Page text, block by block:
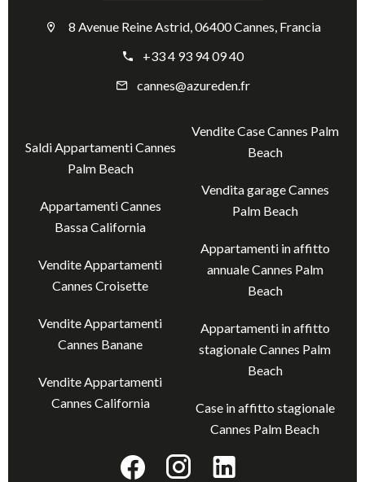
8 Avenue Reine Astrid, 06400 Cannes, Francia
+33 4 93 94 09 40
cannes@azureden.fr
Saldi Appartamenti Cannes
Palm Beach
Appartamenti Cannes
Bassa California
Vendite Appartamenti
Cannes Croisette
Vendite Appartamenti
Cannes Banane
Vendite Appartamenti
Cannes California
Vendite Case Cannes Palm
Beach
Vendita garage Cannes
Palm Beach
Appartamenti in affitto
annuale Cannes Palm
Beach
Appartamenti in affitto
stagionale Cannes Palm
Beach
Case in affitto stagionale
Cannes Palm Beach